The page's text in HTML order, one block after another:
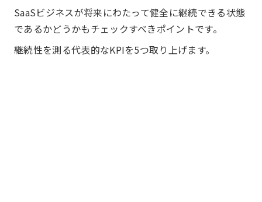
SaaSビジネスが将来にわたって健全に継続できる状態
であるかどうかもチェックすべきポイントです。
継続性を測る代表的なKPIを5つ取り上げます。